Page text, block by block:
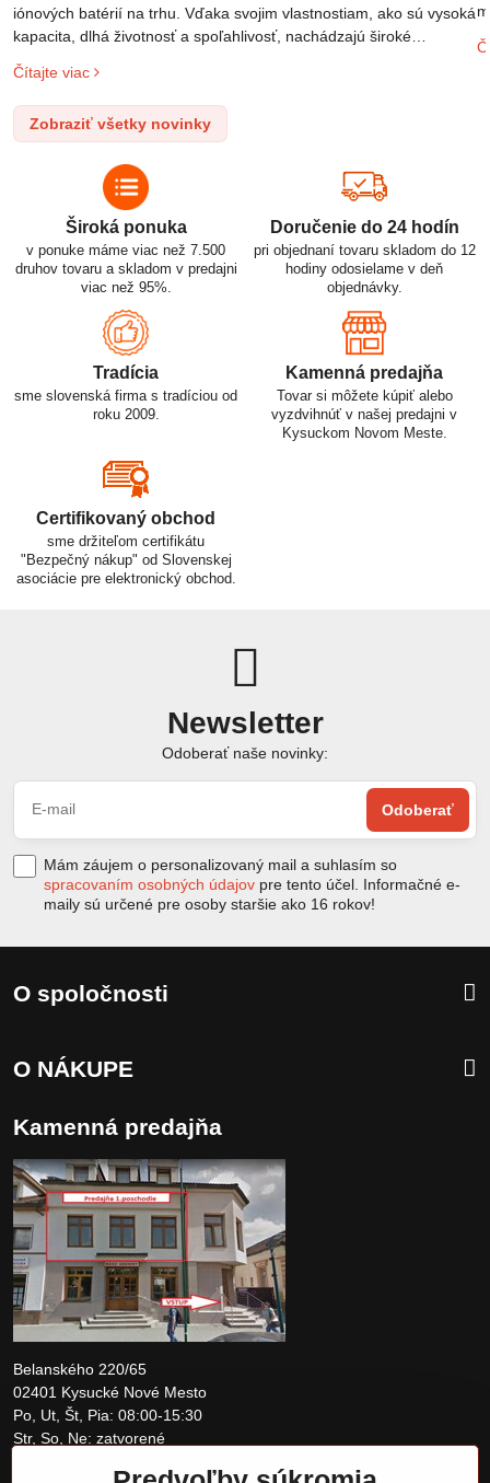
iónových batérií na trhu. Vďaka svojim vlastnostiam, ako sú vysoká
kapacita, dlhá životnosť a spoľahlivosť, nachádzajú široké
po elektrické vozidlá. Pochopenie ich delenia, označovania a
správneho používania je kľúčom k ich efektívnemu a bezpečnému
využitiu.
Čítajte viac
Zobraziť všetky novinky
Široká ponuka
v ponuke máme viac než 7.500
druhov tovaru a skladom v predajni
viac než 95%.
Doručenie do 24 hodín
pri objednaní tovaru skladom do 12
hodiny odosielame v deň
objednávky.
Tradícia
sme slovenská firma s tradíciou od
roku 2009.
Kamenná predajňa
Tovar si môžete kúpiť alebo
vyzdvihnúť v našej predajni v
Kysuckom Novom Meste.
Certifikovaný obchod
sme držiteľom certifikátu
"Bezpečný nákup" od Slovenskej
asociácie pre elektronický obchod.
Newsletter
Odoberať naše novinky:
Odoberať
Mám záujem o personalizovaný mail a suhlasím so
spracovaním osobných údajov pre tento účel. Informačné e-
maily sú určené pre osoby staršie ako 16 rokov!
O spoločnosti
O NÁKUPE
Kamenná predajňa
Belanského 220/65
02401 Kysucké Nové Mesto
Po, Ut, Št, Pia: 08:00-15:30
Str, So, Ne: zatvorené